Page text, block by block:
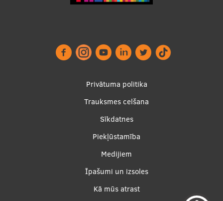
Starptautiskie projekti
Privātuma politika
Trauksmes celšana
Sīkdatnes
Piekļūstamība
Medijiem
Īpašumi un izsoles
Kā mūs atrast